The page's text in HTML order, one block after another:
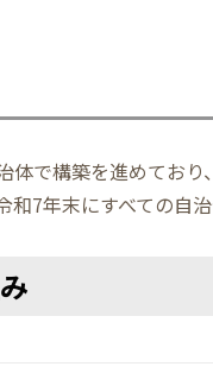
で構築を進めてお
7年末にすべての自